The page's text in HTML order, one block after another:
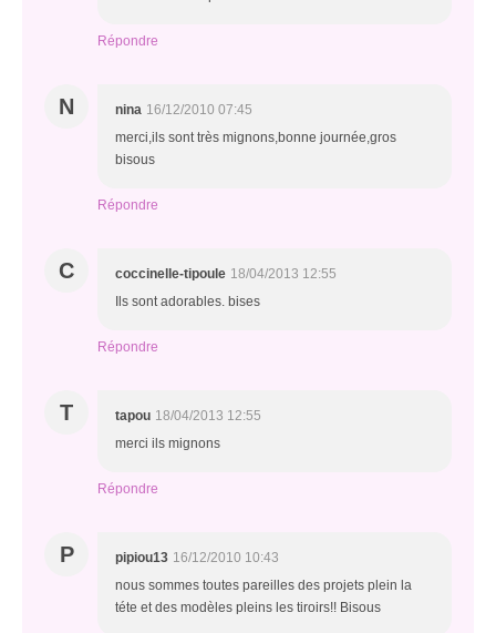
Répondre
N nina 16/12/2010 07:45
merci,ils sont très mignons,bonne journée,gros
bisous
Répondre
C coccinelle-tipoule 18/04/2013 12:55
Ils sont adorables. bises
Répondre
T tapou 18/04/2013 12:55
merci ils mignons
Répondre
P pipiou13 16/12/2010 10:43
nous sommes toutes pareilles des projets plein la
téte et des modèles pleins les tiroirs!! Bisous